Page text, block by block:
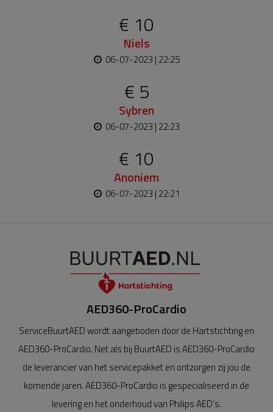
€ 10
Niels
06-07-2023 | 22:25
€ 5
Sybren
06-07-2023 | 22:23
€ 10
Anoniem
06-07-2023 | 22:21
AED360-ProCardio
ServiceBuurtAED wordt aangeboden door de Hartstichting en
AED360-ProCardio. Net als bij BuurtAED is AED360-ProCardio
de leverancier van het servicepakket en ontzorgen zij jou de
komende jaren. AED360-ProCardio is gespecialiseerd in de
levering en het onderhoud van Philips AED’s.